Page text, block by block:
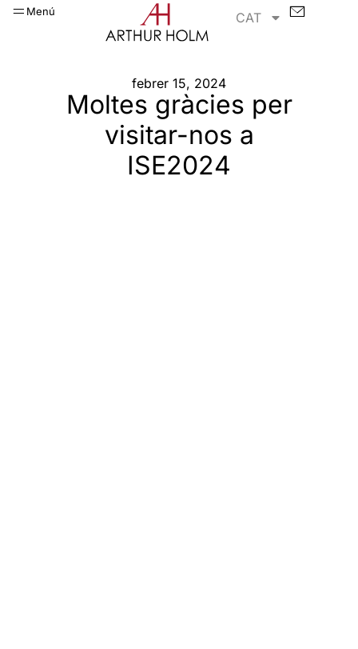
Menú CAT
febrer 15, 2024
Moltes gràcies per
visitar-nos a
ISE2024